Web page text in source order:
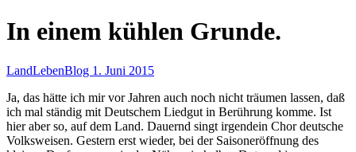
In einem kühlen Grunde.
LandLebenBlog 1. Juni 2015
Ja, das hätte ich mir vor Jahren auch noch nicht träumen lassen, daß
ich mal ständig mit Deutschem Liedgut in Berührung komme. Ist
hier aber so, auf dem Land. Dauernd singt irgendein Chor deutsche
Volksweisen. Gestern erst wieder, bei der Saisoneröffnung des